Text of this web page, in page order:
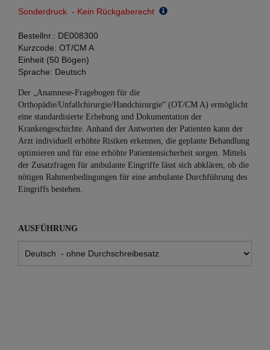
Sonderdruck - Kein Rückgaberecht
Bestellnr.: DE008300
Kurzcode: OT/CM A
Einheit (50 Bögen)
Sprache: Deutsch
Der „Anamnese-Fragebogen für die
Orthopädie/Unfallchirurgie/Handchirurgie“ (OT/CM A) ermöglicht
eine standardisierte Erhebung und Dokumentation der
Krankengeschichte. Anhand der Antworten der Patienten kann der
Arzt individuell erhöhte Risiken erkennen, die geplante Behandlung
optimieren und für eine erhöhte Patientensicherheit sorgen. Mittels
der Zusatzfragen für ambulante Eingriffe lässt sich abklären, ob die
nötigen Rahmenbedingungen für eine ambulante Durchführung des
Eingriffs bestehen.
AUSFÜHRUNG